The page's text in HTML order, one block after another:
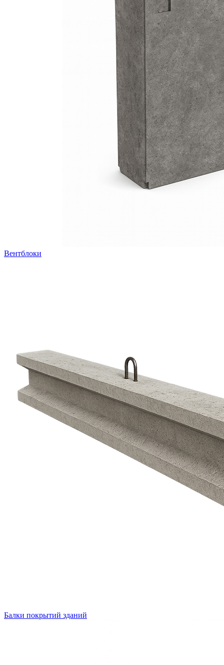
Вентблоки
Балки покрытий зданий